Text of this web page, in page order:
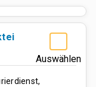
Auswählen